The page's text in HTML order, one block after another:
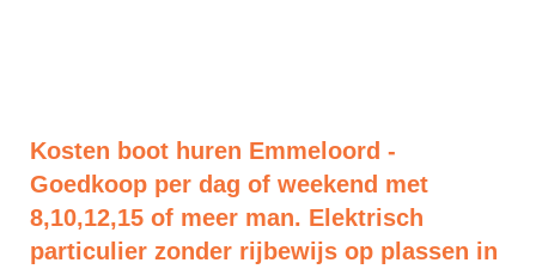
Kosten boot huren Emmeloord -
Goedkoop per dag of weekend met
8,10,12,15 of meer man. Elektrisch
particulier zonder rijbewijs op plassen in